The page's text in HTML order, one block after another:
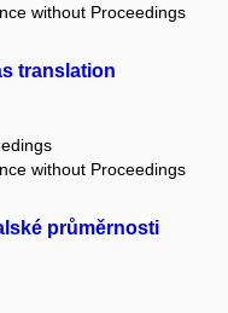
without Proceedings
translation
without Proceedings
průměrnosti